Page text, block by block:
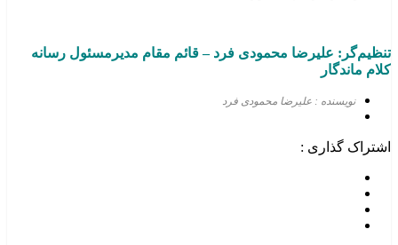
تنظیم‌گر: علیرضا محمودی فرد–قائم مقام مدیرمسئول رسانه
کلام ماندگار
نویسنده : علیرضا محمودی فرد
اشتراک گذاری :